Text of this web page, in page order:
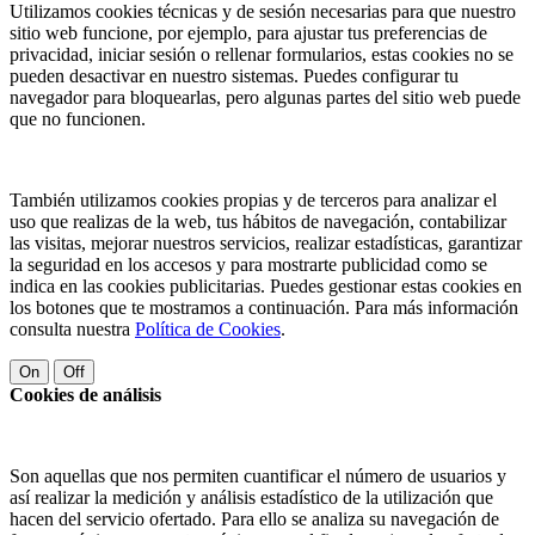
Utilizamos cookies técnicas y de sesión necesarias para que nuestro
sitio web funcione, por ejemplo, para ajustar tus preferencias de
privacidad, iniciar sesión o rellenar formularios, estas cookies no se
pueden desactivar en nuestro sistemas. Puedes configurar tu
navegador para bloquearlas, pero algunas partes del sitio web puede
que no funcionen.
También utilizamos cookies propias y de terceros para analizar el
uso que realizas de la web, tus hábitos de navegación, contabilizar
las visitas, mejorar nuestros servicios, realizar estadísticas, garantizar
la seguridad en los accesos y para mostrarte publicidad como se
indica en las cookies publicitarias. Puedes gestionar estas cookies en
los botones que te mostramos a continuación. Para más información
consulta nuestra Política de Cookies.
On Off
Cookies de análisis
Son aquellas que nos permiten cuantificar el número de usuarios y
así realizar la medición y análisis estadístico de la utilización que
hacen del servicio ofertado. Para ello se analiza su navegación de